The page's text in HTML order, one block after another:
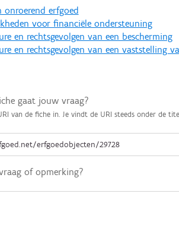
onroerend erfgoed
voor financiële ondersteuning
en rechtsgevolgen van een bescherming
en rechtsgevolgen van een vaststelling
gaat jouw vraag?
van de fiche in. Je vindt de URI steeds onder de
of opmerking?